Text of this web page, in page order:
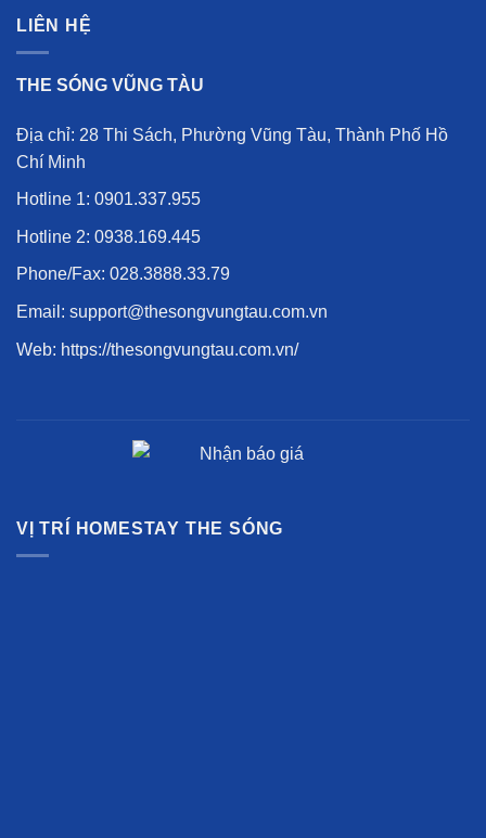
LIÊN HỆ
THE SÓNG VŨNG TÀU
Địa chỉ: 28 Thi Sách, Phường Vũng Tàu, Thành Phố Hồ
Chí Minh
Hotline 1: 0901.337.955
Hotline 2: 0938.169.445
Phone/Fax: 028.3888.33.79
Email: support@thesongvungtau.com.vn
Web: https://thesongvungtau.com.vn/
VỊ TRÍ HOMESTAY THE SÓNG